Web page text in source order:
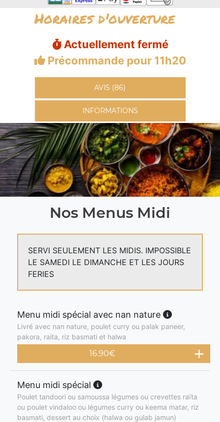
Horaires d'ouverture
Actuellement fermé
Précommande pour 11h20
AVIS (86)
INFORMATIONS
Nos Menus Midi
SERVI SEULEMENT LES MIDIS. IMPOSSIBLE
LE SAMEDI LE DIMANCHE ET LES JOURS
FERIES
Menu midi spécial avec nan nature
Livré avec nan nature, poulet curry ou palak paneer,
pakora, raita, riz basmati et halwa
16.90€
Menu midi spécial
Poulet tandoori ou samoussa légumes ou crevettes raïta
ou poulet vindaloo ou légumes curry ou keema matar, riz
basmati, dessert au choix (halwa ou gulab jamun)